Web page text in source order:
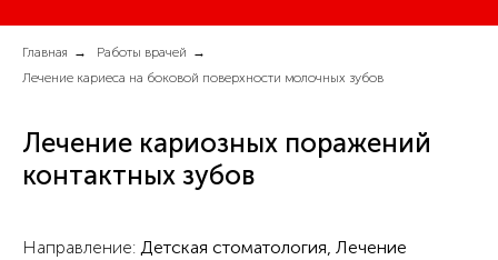
Главная → Работы врачей →
Лечение кариеса на боковой поверхности молочных зубов
Лечение кариозных поражений
контактных зубов
Направление: Детская стоматология, Лечение